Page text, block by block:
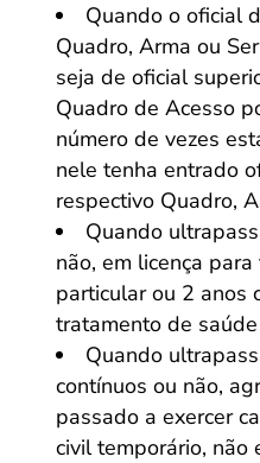
Quando o oficial
Quadro, Arma ou
seja de oficial
Quadro de Acesso
número de vezes
nele tenha entrado
respectivo Quadro,
Quando
não, em licença
particular ou 2 anos
tratamento de
Quando
contínuos ou não,
passado a exercer
civil temporário, não